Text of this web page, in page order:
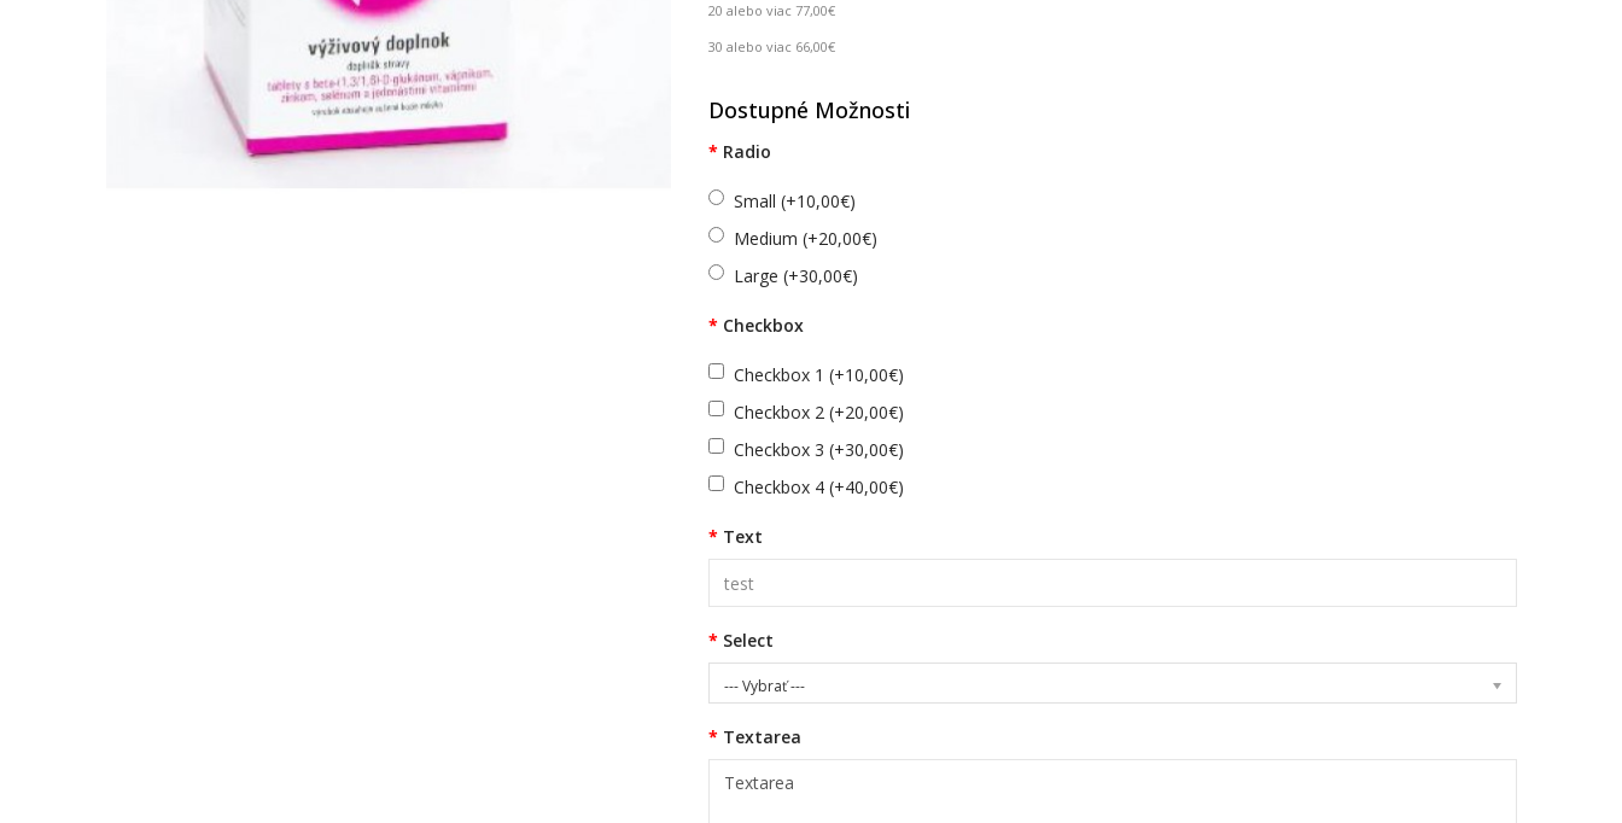
20 alebo viac 77,00€
30 alebo viac 66,00€
Dostupné Možnosti
Radio
Small (+10,00€)
Medium (+20,00€)
Large (+30,00€)
Checkbox
Checkbox 1 (+10,00€)
Checkbox 2 (+20,00€)
Checkbox 3 (+30,00€)
Checkbox 4 (+40,00€)
Text
Select
--- Vybrať ---
Textarea